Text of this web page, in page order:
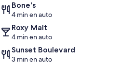
Bone's
4 min en auto
Roxy Malt
4 min en auto
Sunset Boulevard
3 min en auto